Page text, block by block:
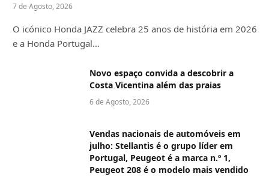
7 de Agosto, 2026
O icónico Honda JAZZ celebra 25 anos de história em 2026
e a Honda Portugal…
Novo espaço convida a descobrir a
Costa Vicentina além das praias
6 de Agosto, 2026
Vendas nacionais de automóveis em
julho: Stellantis é o grupo líder em
Portugal, Peugeot é a marca n.º 1,
Peugeot 208 é o modelo mais vendido